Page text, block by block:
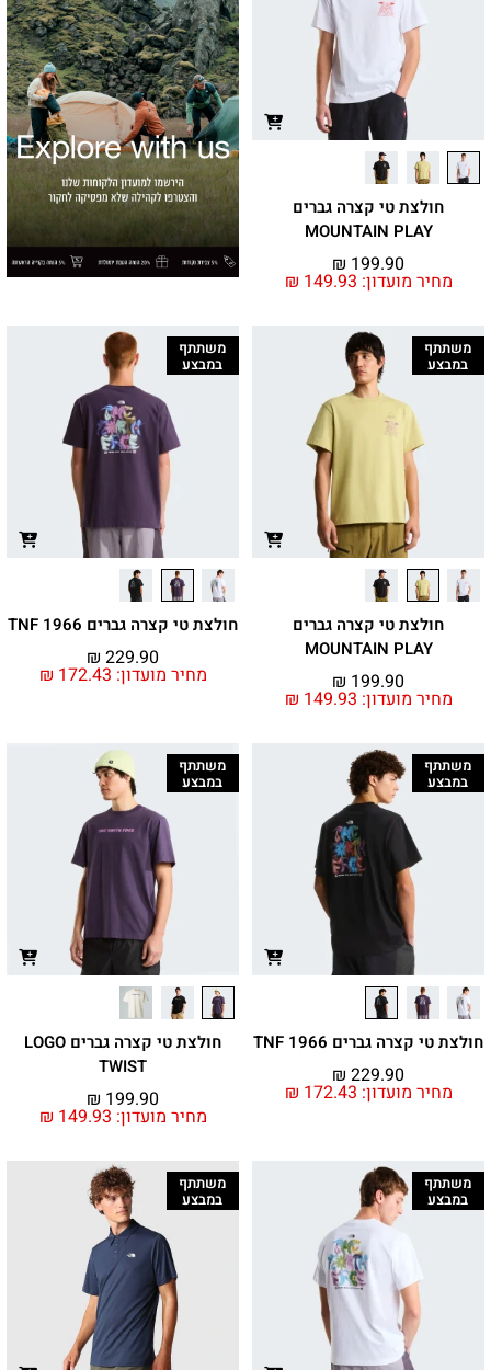
חולצת טי קצרה גברים
MOUNTAIN PLAY
מחיר מועדון: ₪ 149.93
₪ 199.90
משתתף
במבצע
חולצת טי קצרה גברים
MOUNTAIN PLAY
מחיר מועדון: ₪ 149.93
₪ 199.90
משתתף
במבצע
חולצת טי קצרה גברים 1966 TNF
מחיר מועדון: ₪ 172.43
₪ 229.90
משתתף
במבצע
חולצת טי קצרה גברים 1966 TNF
מחיר מועדון: ₪ 172.43
₪ 229.90
משתתף
במבצע
חולצת טי קצרה גברים LOGO
TWIST
מחיר מועדון: ₪ 149.93
₪ 199.90
משתתף
במבצע
משתתף
במבצע